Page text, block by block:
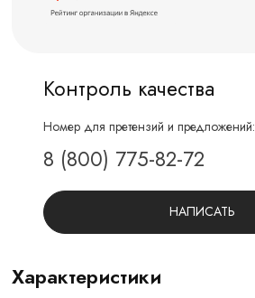
Контроль качества
Номер для претензий и предложений:
8 (800) 775-82-72
НАПИСАТЬ
Характеристики